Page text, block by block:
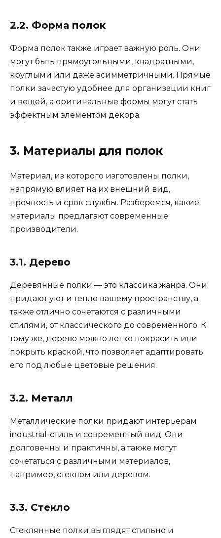
2.2. Форма полок
Форма полок также играет важную роль. Они
могут быть прямоугольными, квадратными,
круглыми или даже асимметричными. Прямые
полки зачастую удобнее для организации книг
и вещей, а оригинальные формы могут стать
эффектным элементом декора.
3. Материалы для полок
Материал, из которого изготовлены полки,
напрямую влияет на их внешний вид,
прочность и срок службы. Разберемся, какие
материалы предлагают современные
производители.
3.1. Дерево
Деревянные полки — это классика жанра. Они
придают уют и тепло вашему пространству, а
также отлично сочетаются с различными
стилями, от классического до современного. К
тому же, дерево можно легко покрасить или
покрыть краской, что позволяет адаптировать
его под любые цветовые решения.
3.2. Металл
Металлические полки придают интерьерам
industrial-стиль и современный вид. Они
долговечны и практичны, а также могут
сочетаться с различными материалов,
например, стеклом или деревом.
3.3. Стекло
Стеклянные полки выглядят стильно и